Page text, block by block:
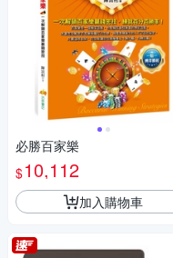
必勝百家樂
$10,112
加入購物車